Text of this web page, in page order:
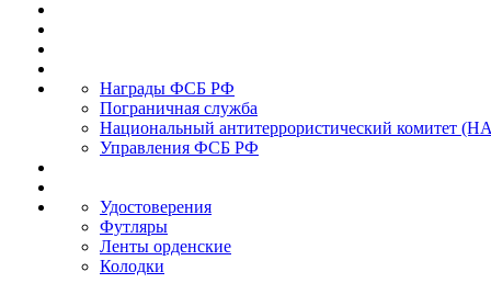
Награды ФСБ РФ
Пограничная служба
Национальный антитеррористический комитет
Управления ФСБ РФ
Удостоверения
Футляры
Ленты орденские
Колодки